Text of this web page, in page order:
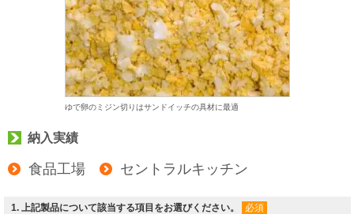
ゆで卵のミジン切りはサンドイッチの具材に最適
納入実績
食品工場 セントラルキッチン
1. 上記製品について該当する項目をお選びください。 必須